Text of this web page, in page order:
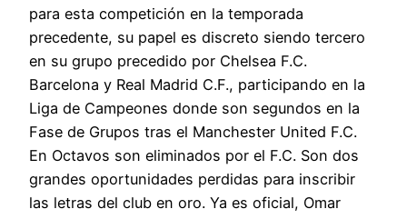
para esta competición en la temporada
precedente, su papel es discreto siendo tercero
en su grupo precedido por Chelsea F.C.
Barcelona y Real Madrid C.F., participando en la
Liga de Campeones donde son segundos en la
Fase de Grupos tras el Manchester United F.C.
En Octavos son eliminados por el F.C. Son dos
grandes oportunidades perdidas para inscribir
las letras del club en oro. Ya es oficial, Omar